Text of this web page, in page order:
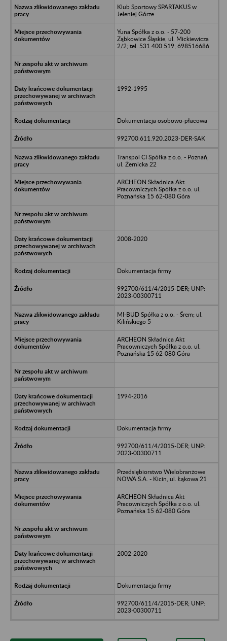
Klub Sportowy SPARTAKUS w
Jeleniej Górze
Yuna Spółka z o.o. - 57-200
Ząbkowice Śląskie, ul. Mickiewicza
2/2; tel. 531 400 519; 698516686
1992-1995
Dokumentacja osobowo-płacowa
992700.611.920.2023-DER-SAK
Transpol CI Spółka z o.o. - Poznań,
ul. Żernicka 22
ARCHEON Składnica Akt
Pracowniczych Spółka z o.o. ul.
Poznańska 15 62-080 Góra
2008-2020
Dokumentacja firmy
992700/611/4/2015-DER; UNP:
2023-00300711
MI-BUD Spółka z o.o. - Śrem; ul.
Kilińskiego 5
ARCHEON Składnica Akt
Pracowniczych Spółka z o.o. ul.
Poznańska 15 62-080 Góra
1994-2016
Dokumentacja firmy
992700/611/4/2015-DER; UNP:
2023-00300711
Przedsiębiorstwo Wielobranżowe
NOWA S.A. - Kicin, ul. Łąkowa 21
ARCHEON Składnica Akt
Pracowniczych Spółka z o.o. ul.
Poznańska 15 62-080 Góra
2002-2020
Dokumentacja firmy
992700/611/4/2015-DER; UNP:
2023-00300711